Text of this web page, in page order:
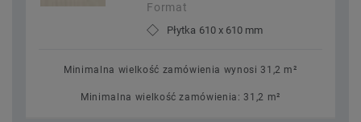
Format
Płytka 610 x 610 mm
Minimalna wielkość zamówienia wynosi 31,2 m²
Minimalna wielkość zamówienia: 31,2 m²